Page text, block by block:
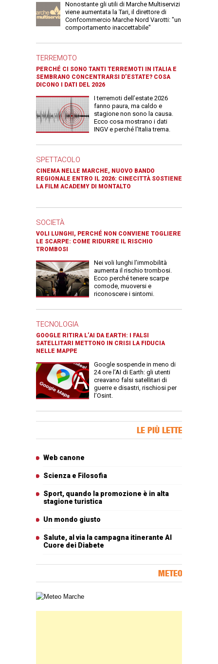
Nonostante gli utili di Marche Multiservizi
viene aumentata la Tari, il direttore di
Confcommercio Marche Nord Varotti: "un
comportamento inaccettabile"
TERREMOTO
PERCHÉ CI SONO TANTI TERREMOTI IN ITALIA E
SEMBRANO CONCENTRARSI D’ESTATE? COSA
DICONO I DATI DEL 2026
I terremoti dell’estate 2026
fanno paura, ma caldo e
stagione non sono la causa.
Ecco cosa mostrano i dati
INGV e perché l’Italia trema.
SPETTACOLO
CINEMA NELLE MARCHE, NUOVO BANDO
REGIONALE ENTRO IL 2026: CINECITTÀ SOSTIENE
LA FILM ACADEMY DI MONTALTO
SOCIETÀ
VOLI LUNGHI, PERCHÉ NON CONVIENE TOGLIERE
LE SCARPE: COME RIDURRE IL RISCHIO
TROMBOSI
Nei voli lunghi l’immobilità
aumenta il rischio trombosi.
Ecco perché tenere scarpe
comode, muoversi e
riconoscere i sintomi.
TECNOLOGIA
GOOGLE RITIRA L’AI DA EARTH: I FALSI
SATELLITARI METTONO IN CRISI LA FIDUCIA
NELLE MAPPE
Google sospende in meno di
24 ore l’AI di Earth: gli utenti
creavano falsi satellitari di
guerre e disastri, rischiosi per
l’Osint.
LE PIÙ LETTE
Web canone
Scienza e Filosofia
Sport, quando la promozione è in alta
stagione turistica
Un mondo giusto
Salute, al via la campagna itinerante Al
Cuore dei Diabete
METEO
Carta meteorologica delle Marche